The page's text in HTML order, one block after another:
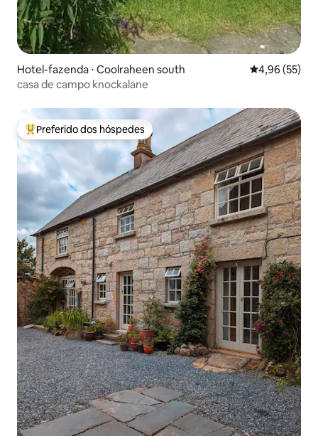
Hotel-fazenda ⋅ Coolraheen south 4,96 de uma
4,96 (55)
casa de campo knockalane
Entre os melhores preferidos dos hóspedes
Preferido dos hóspedes